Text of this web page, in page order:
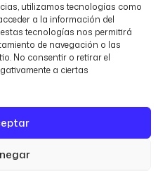
utilizamos tecnologías como
a la información del
tecnologías nos permitirá
de navegación o las
No consentir o retirar el
a ciertas
de
y
el
de
de
Cookies
la mejor experiencia en